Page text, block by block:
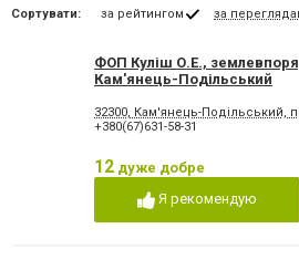
Сортувати: за рейтингом за
ФОП Куліш О.Е.,
Кам'янець-Подільський
32300, Кам'янець-Подільський,
+380(67)631-58-31
12 дуже добре
Я рекомендую